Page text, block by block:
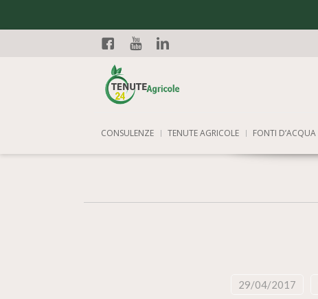
Facebook
CONSULENZE TENUTE AGRICOLE FONTI D’ACQUA
29/04/2017